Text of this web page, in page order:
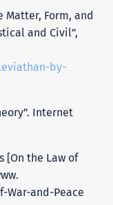
Matter, Form, and
and Civil”,
by-
Internet
[On the Law of
and-Peace